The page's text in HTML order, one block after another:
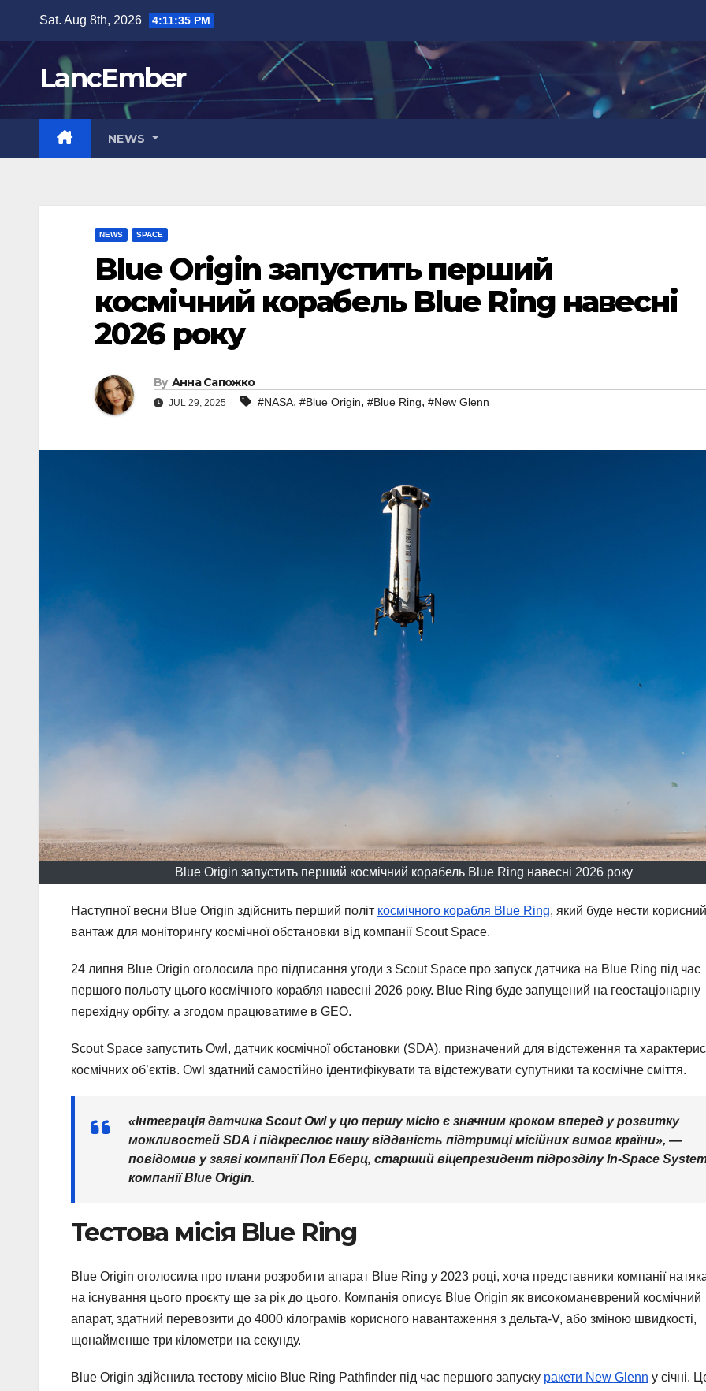
content
Sat. Aug 8th, 2026 4:11:36 PM
LancEmber
NEWS
NEWS SPACE
Blue Origin запустить перший
космічний корабель Blue Ring навесні
2026 року
By Анна Сапожко
JUL 29, 2025 #NASA, #Blue Origin, #Blue Ring, #New Glenn
Blue Origin запустить перший космічний корабель Blue Ring навесні 2026 року
Наступної весни Blue Origin здійснить перший політ космічного корабля Blue Ring, який буде нести корисний
вантаж для моніторингу космічної обстановки від компанії Scout Space.
24 липня Blue Origin оголосила про підписання угоди з Scout Space про запуск датчика на Blue Ring під час
першого польоту цього космічного корабля навесні 2026 року. Blue Ring буде запущений на геостаціонарну
перехідну орбіту, а згодом працюватиме в GEO.
Scout Space запустить Owl, датчик космічної обстановки (SDA), призначений для відстеження та
космічних об’єктів. Owl здатний самостійно ідентифікувати та відстежувати супутники та космічне сміття.
«Інтеграція датчика Scout Owl у цю першу місію є значним кроком вперед у розвитку
можливостей SDA і підкреслює нашу відданість підтримці місійних вимог країни», —
повідомив у заяві компанії Пол Еберц, старший віцепрезидент підрозділу In-Space
компанії Blue Origin.
Тестова місія Blue Ring
Blue Origin оголосила про плани розробити апарат Blue Ring у 2023 році, хоча представники компанії
на існування цього проєкту ще за рік до цього. Компанія описує Blue Origin як високоманеврений космічний
апарат, здатний перевозити до 4000 кілограмів корисного навантаження з дельта-V, або зміною швидкості,
щонайменше три кілометри на секунду.
Blue Origin здійснила тестову місію Blue Ring Pathfinder під час першого запуску ракети New Glenn у січні.